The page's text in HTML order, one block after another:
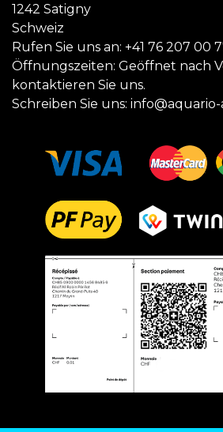
1242 Satigny
Schweiz
Rufen Sie uns an: +41 76 207 00
Öffnungszeiten: Geöffnet nach
kontaktieren Sie uns.
Schreiben Sie uns: